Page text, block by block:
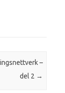
–
del 2 →